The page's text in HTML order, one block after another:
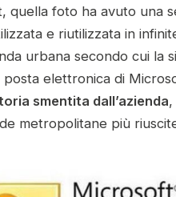
quella foto ha avuto una
e riutilizzata in
urbana secondo cui la
posta elettronica di
smentita dall’azienda
metropolitane più